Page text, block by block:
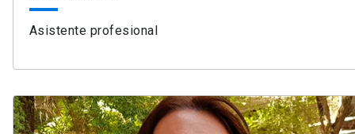
Asistente profesional